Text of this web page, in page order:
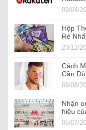
09/04/
Hộp
Rẻ
23/12/
Cách
Cần
09/08/
Nhận
hiệu
05/07/